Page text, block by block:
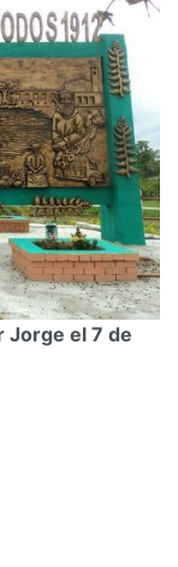
Jorge el 7 de